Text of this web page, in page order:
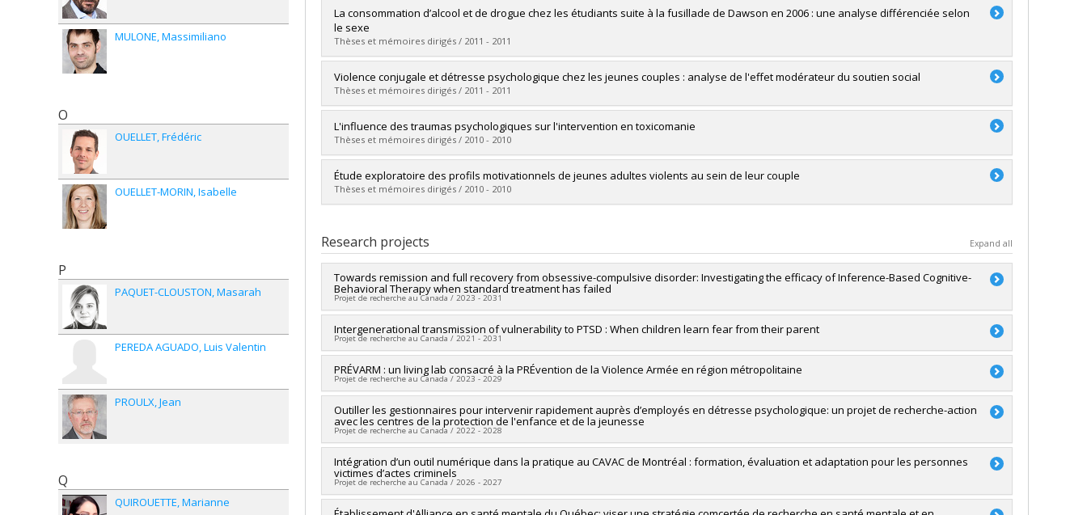
Graduate :Nachar, Nadim
Cycle :Doctoral
Grade :Ph. D.
Lien vers le document dans Papyrus
La consommation d’alcool et de drogue chez les étudiants suite à la fusillade de Dawson en 2006 : une analyse différenciée selon
le sexe
Thèses et mémoires dirigés / 2011 - 2011
Graduate :Dugal, Natasha
Cycle : Master's
Grade :M. Sc.
Lien vers le document dans Papyrus
Violence conjugale et détresse psychologique chez les jeunes couples : analyse de l'effet modérateur du soutien social
Thèses et mémoires dirigés / 2011 - 2011
Graduate :Fortin, Isabel
Cycle : Master's
Grade :M. Sc.
Lien vers le document dans Papyrus
L'influence des traumas psychologiques sur l'intervention en toxicomanie
Thèses et mémoires dirigés / 2010 - 2010
Graduate :Comeau Lalumière, Geneviève
Cycle : Master's
Grade :M. Sc.
Étude exploratoire des profils motivationnels de jeunes adultes violents au sein de leur couple
Thèses et mémoires dirigés / 2010 - 2010
Cycle :Master's
Grade :M. Sc.
Lien vers le document dans Papyrus
Research projects Expand all
Towards remission and full recovery from obsessive-compulsive disorder: Investigating the efficacy of Inference-Based Cognitive-
Behavioral Therapy when standard treatment has failed
Projet de recherche au Canada / 2023 - 2031
Lead researcher : Frederick Aardema
Co-researchers : Stéphane Guay,
Funding sources:IRSC/Instituts de recherche en santé du Canada
Grant programs:PVXXXXXX-(PJT) Subvention Projet
Intergenerational transmission of vulnerability to PTSD : When children learn fear from their parent
Projet de recherche au Canada / 2021 - 2031
Lead researcher : Marie-France Marin
Co-researchers : Stéphane Guay,
Funding sources:IRSC/Instituts de recherche en santé du Canada
Grant programs:PVXXXXXX-(PJT) Subvention Projet
PRÉVARM : un living lab consacré à la PRÉvention de la Violence Armée en région métropolitaine
Projet de recherche au Canada / 2023 - 2029
Lead researcher :Denis Lafortune
Co-researchers : Stéphane Guay,Étienne Blais,Chloé Leclerc,
Poitras
Grant programs:PVXXXXXX-(AC) Actions concertées - générique
Outiller les gestionnaires pour intervenir rapidement auprès d’employés en détresse psychologique: un projet de recherche-action
avec les centres de la protection de l'enfance et de la jeunesse
Projet de recherche au Canada / 2022 - 2028
Funding sources:FRQSC/Fonds de recherche du Québec - Société et culture (FQRSC)
Grant programs:PVXXXXXX-(AC) Actions concertées - générique
Intégration d’un outil numérique dans la pratique au CAVAC de Montréal : formation, évaluation et adaptation pour les personnes
victimes d’actes criminels
Projet de recherche au Canada / 2026 - 2027
MULONE Massimiliano
O
OUELLET Frédéric
OUELLET-MORIN Isabelle
P
PAQUET-CLOUSTON Masarah
PEREDA AGUADO Luis Valentin
PROULX Jean
Q
QUIROUETTE Marianne